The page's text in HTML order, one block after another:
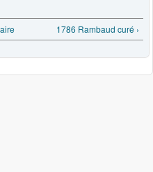
1786 Rambaud curé ›